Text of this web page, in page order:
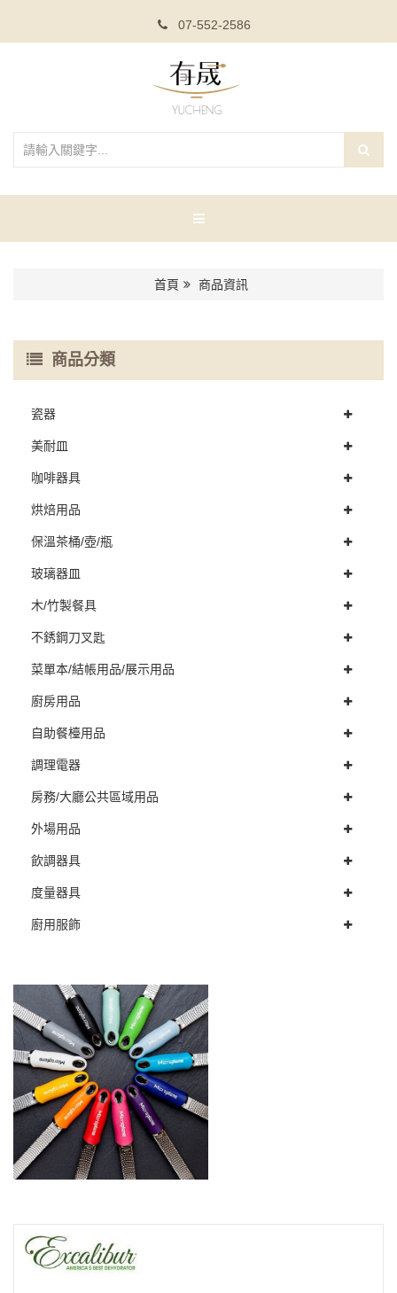
07-552-2586
首頁 商品資訊
商品分類
瓷器
美耐皿
咖啡器具
烘焙用品
保溫茶桶/壺/瓶
玻璃器皿
木/竹製餐具
不銹鋼刀叉匙
菜單本/結帳用品/展示用品
廚房用品
自助餐檯用品
調理電器
房務/大廳公共區域用品
外場用品
飲調器具
度量器具
廚用服飾